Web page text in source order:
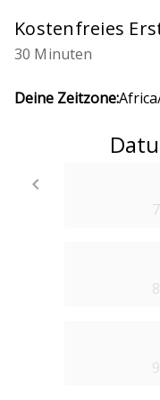
Kostenfreies
30 Minuten
Deine Zeitzone:
keyboard_arrow_left